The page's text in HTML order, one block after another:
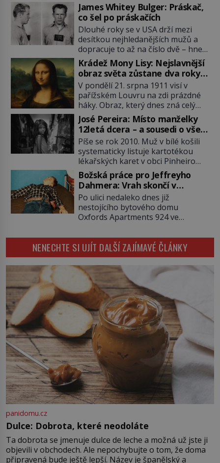
James Whitey Bulger: Práskač,
co šel po práskačích
Dlouhé roky se v USA drží mezi
desítkou nejhledanějších mužů a
dopracuje to až na číslo dvě – hned
po Usámovi bin Ládinovi (1957–
2011). To je James „Whitey“ Bulger
(1929–2018) viněný ze spoluúčasti
na 19 vraždách, vydírání a lichvy. A
samozřejmě, krom toho je ještě
drogový dealer, který neváhá
odstranit z cesty všechny práskače,
zatímco […]
Krádež Mony Lisy: Nejslavnější
obraz světa zůstane dva roky
nezvěstný
V pondělí 21. srpna 1911 visí v
pařížském Louvru na zdi prázdné
háky. Obraz, který dnes zná celý
svět, je pryč. Zpočátku si nikdo
nemyslí, že jde o krádež.
Zaměstnanci jsou přesvědčeni, že
Mona Lisa je jen v restaurátorské
dílně nebo u fotografa. Když se
ukáže pravda, propukne jeden z
největších honů na zloděje v […]
José Pereira: Místo manželky
12letá dcera – a sousedi o všem
vědí!
Píše se rok 2010. Muž v bílé košili
systematicky listuje kartotékou
lékařských karet v obci Pinheiro
ležící asi 20 kilometrů od farmy s
podivínským majitelem. Něco tu
nesedí. Ledaže… Ledaže by ta
mladá dívka z farmy byla ne
manželkou, ale dcerou – a všechny
ty děti byly zplozené v incestu. Na
Božská práce pro Jeffreyho
Dahmera: Vrah skončí v
tratolišti krve ve vězeňských
umývárnách
Po ulici nedaleko dnes již
nestojícího bytového domu
Oxfords Apartments 924 ve
potácí zcela zmatený 14letý
Konerak Sinthasomphone. Když ho
zastaví policejní hlídka, ochable jí
nadiktuje adresu „jeho kamaráda“.
Strážníci ho dopraví zpět do
udaného bytu. Oním „kamarádem“
je ovšem jeden z nejslavnějších
vrahů, Jeffrey Dahmer (1960–1994).
Je 27. května 1991. […]
NENECHTE SI UJÍT DALŠÍ ZAJÍMAVÉ ČLÁNKY
panidomu.cz
Dulce: Dobrota, které neodoláte
Ta dobrota se jmenuje dulce de leche a možná už jste ji
objevili v obchodech. Ale nepochybujte o tom, že doma
připravená bude ještě lepší. Název je španělský a